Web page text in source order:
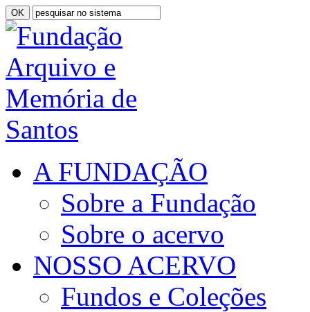
A FUNDAÇÃO
Sobre a Fundação
Sobre o acervo
NOSSO ACERVO
Fundos e Coleções